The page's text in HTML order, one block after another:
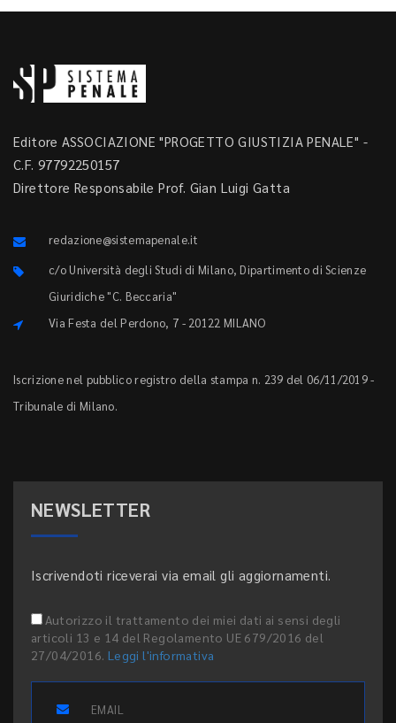
Editore ASSOCIAZIONE "PROGETTO GIUSTIZIA PENALE" -
C.F. 97792250157
Direttore Responsabile Prof. Gian Luigi Gatta
redazione@sistemapenale.it
c/o Università degli Studi di Milano, Dipartimento di Scienze
Giuridiche "C. Beccaria"
Via Festa del Perdono, 7 - 20122 MILANO
Iscrizione nel pubblico registro della stampa n. 239 del 06/11/2019 -
Tribunale di Milano.
NEWSLETTER
Iscrivendoti riceverai via email gli aggiornamenti.
Autorizzo il trattamento dei miei dati ai sensi degli
articoli 13 e 14 del Regolamento UE 679/2016 del
27/04/2016. Leggi l'informativa